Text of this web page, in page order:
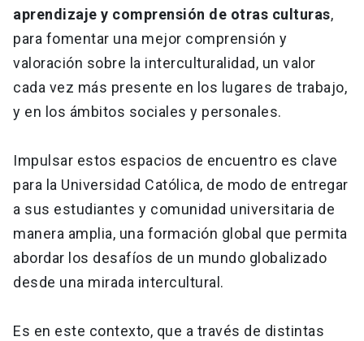
aprendizaje y comprensión de otras culturas,
para fomentar una mejor comprensión y
valoración sobre la interculturalidad, un valor
cada vez más presente en los lugares de trabajo,
y en los ámbitos sociales y personales.
Impulsar estos espacios de encuentro es clave
para la Universidad Católica, de modo de entregar
a sus estudiantes y comunidad universitaria de
manera amplia, una formación global que permita
abordar los desafíos de un mundo globalizado
desde una mirada intercultural.
Es en este contexto, que a través de distintas